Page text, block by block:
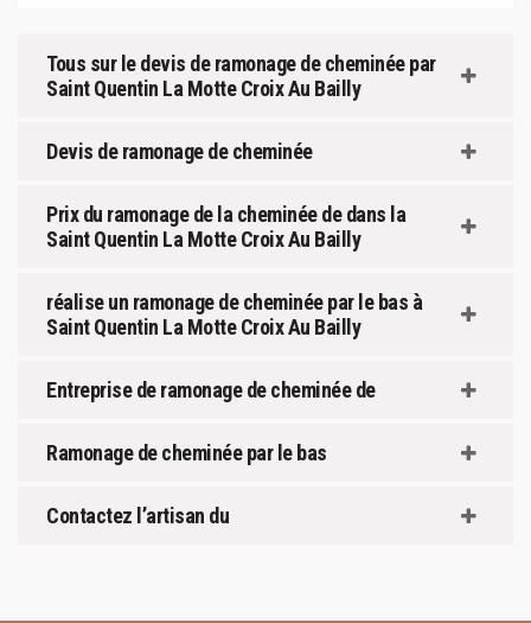
Tous sur le devis de ramonage de cheminée par
Saint Quentin La Motte Croix Au Bailly
Devis de ramonage de cheminée
Prix du ramonage de la cheminée de dans la
Saint Quentin La Motte Croix Au Bailly
réalise un ramonage de cheminée par le bas à
Saint Quentin La Motte Croix Au Bailly
Entreprise de ramonage de cheminée de
Ramonage de cheminée par le bas
Contactez l’artisan du